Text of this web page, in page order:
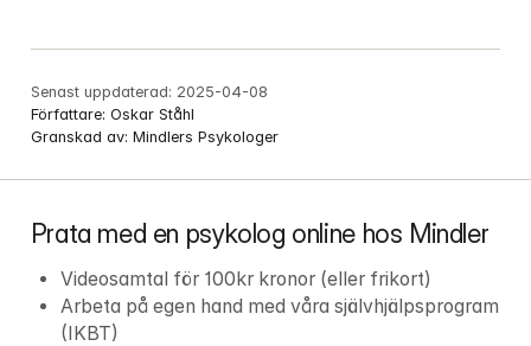
Senast uppdaterad: 2025-04-08
Författare: Oskar Ståhl
Granskad av: Mindlers Psykologer
Prata med en psykolog online hos Mindler
Videosamtal för 100kr kronor (eller frikort)
Arbeta på egen hand med våra självhjälpsprogram
(IKBT)